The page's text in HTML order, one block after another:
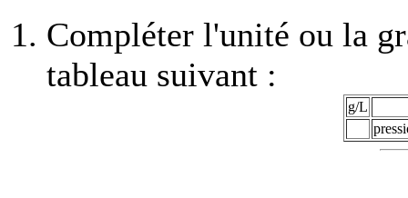
Compléter l'unité ou la
tableau suivant :
g/L